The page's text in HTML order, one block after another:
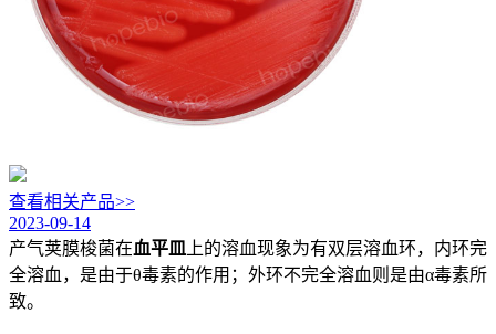
查看相关产品>>
2023-09-14
产气荚膜梭菌在血平皿
上的溶血现象为有双层溶血环，内环完
全溶血，是由于θ毒素的作用；外环不完全溶血则是由α毒素所
致。